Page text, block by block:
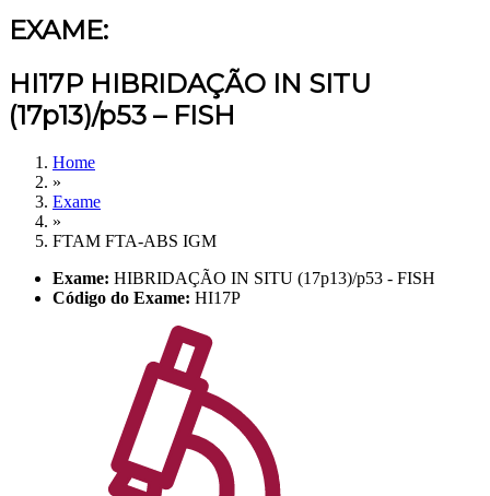
EXAME:
HI17P HIBRIDAÇÃO IN SITU
(17p13)/p53 – FISH
Home
»
Exame
»
FTAM FTA-ABS IGM
Exame: HIBRIDAÇÃO IN SITU (17p13)/p53 - FISH
Código do Exame: HI17P